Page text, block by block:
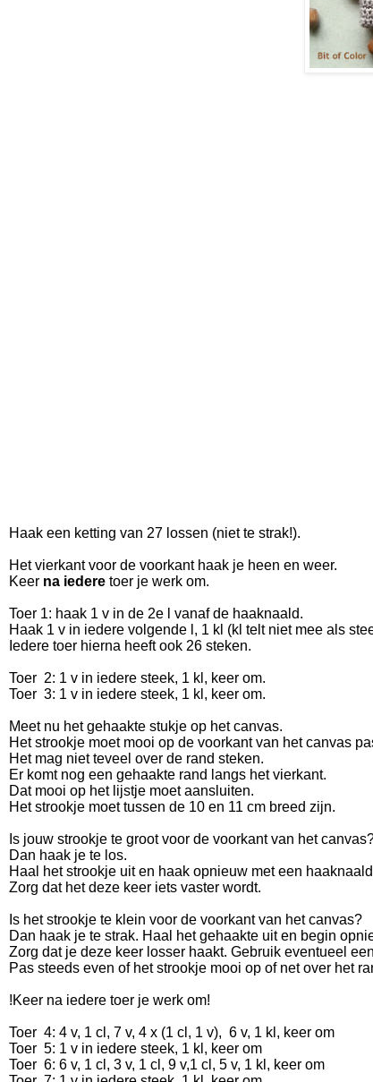
Haak een ketting van 27 lossen (niet te strak!).
Het vierkant voor de voorkant haak je heen en weer.
Keer na iedere toer je werk om.
Toer 1: haak 1 v in de 2e l vanaf de haaknaald.
Haak 1 v in iedere volgende l, 1 kl (kl telt niet mee als
Iedere toer hierna heeft ook 26 steken.
Toer 2: 1 v in iedere steek, 1 kl, keer om.
Toer 3: 1 v in iedere steek, 1 kl, keer om.
Meet nu het gehaakte stukje op het canvas.
Het strookje moet mooi op de voorkant van het canvas
Het mag niet teveel over de rand steken.
Er komt nog een gehaakte rand langs het vierkant.
Dat mooi op het lijstje moet aansluiten.
Het strookje moet tussen de 10 en 11 cm breed zijn.
Is jouw strookje te groot voor de voorkant van het
Dan haak je te los.
Haal het strookje uit en haak opnieuw met een
Zorg dat het deze keer iets vaster wordt.
Is het strookje te klein voor de voorkant van het canvas?
Dan haak je te strak. Haal het gehaakte uit en begin
Zorg dat je deze keer losser haakt. Gebruik eventueel
Pas steeds even of het strookje mooi op of net over het
!Keer na iedere toer je werk om!
Toer 4: 4 v, 1 cl, 7 v, 4 x (1 cl, 1 v), 6 v, 1 kl, keer om
Toer 5: 1 v in iedere steek, 1 kl, keer om
Toer 6: 6 v, 1 cl, 3 v, 1 cl, 9 v,1 cl, 5 v, 1 kl, keer om